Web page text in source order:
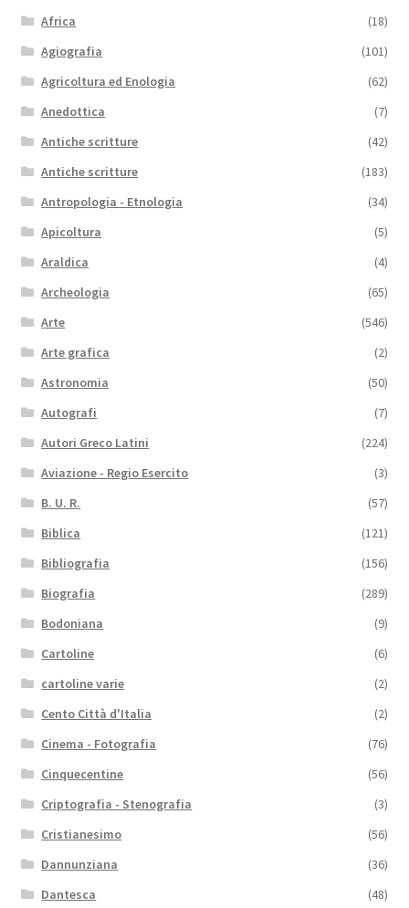
Africa
(18)
Agiografia
(101)
Agricoltura ed Enologia
(62)
Anedottica
(7)
Antiche scritture
(42)
Antiche scritture
(183)
Antropologia - Etnologia
(34)
Apicoltura
(5)
Araldica
(4)
Archeologia
(65)
Arte
(546)
Arte grafica
(2)
Astronomia
(50)
Autografi
(7)
Autori Greco Latini
(224)
Aviazione - Regio Esercito
(3)
B. U. R.
(57)
Biblica
(121)
Bibliografia
(156)
Biografia
(289)
Bodoniana
(9)
Cartoline
(6)
cartoline varie
(2)
Cento Città d'Italia
(2)
Cinema - Fotografia
(76)
Cinquecentine
(56)
Criptografia - Stenografia
(3)
Cristianesimo
(56)
Dannunziana
(36)
Dantesca
(48)